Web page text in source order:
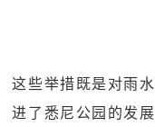
这些举措既是对雨
进了悉尼公园的发